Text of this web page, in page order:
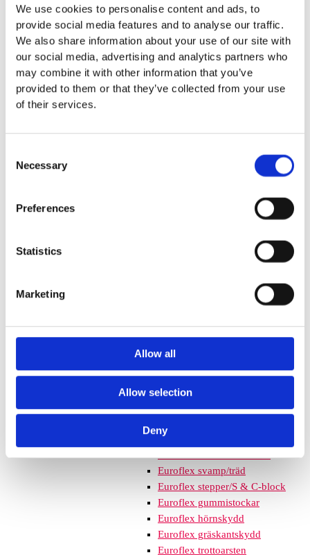
We use cookies to personalise content and ads, to
provide social media features and to analyse our traffic.
We also share information about your use of our site with
our social media, advertising and analytics partners who
may combine it with other information that you’ve
provided to them or that they’ve collected from your use
of their services.
Selection
Necessary
Preferences
Statistics
Marketing
Allow all
Allow selection
Deny
FALLSKYDD & UNDERLAG
Fallskyddsmattor
Euroflex fallskyddsmatta 30
mm - för fallhöjd till och med
1 meter
Euroflex fallskyddsmatta 40
mm - för fallhöjd 1,5 meter
Euroflex fallskyddsmatta 60
mm – för fallhöjd 1,7 meter
mm - för fallhöjd 2,1 meter
Euroflex fallskyddsmatta 80
Euroflex fallskyddsmatta 90
mm soft - för fallhöjd 3,0
Nordic rubber safe tiles 40
Nordic rubber safe tiles 55
Nordic rubber safe tiles 75
mm – fallhöjd upp till 2,5 m
Euroflex - övriga produkter
Euroflex - kantskydd
stenar / diamonds
Euroflex kub / kub EPDM
Euroflex svamp/träd
Euroflex stepper/S & C-block
Euroflex gummistockar
Euroflex hörnskydd
Euroflex gräskantskydd
Euroflex trottoarsten